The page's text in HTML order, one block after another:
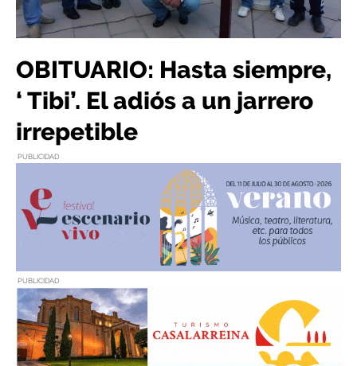
OBITUARIO: Hasta siempre,
‘ Tibi’. El adiós a un jarrero
irrepetible
PUBLICIDAD
PUBLICIDAD